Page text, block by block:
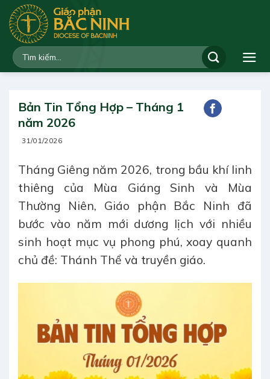
qua
dung
Bản Tin Tổng Hợp – Tháng 1
năm 2026
31/01/2026
Tháng Giêng năm 2026, trong bầu khí linh
thiêng của Mùa Giáng Sinh và Mùa
Thường Niên, Giáo phận Bắc Ninh đã
bước vào năm mới dương lịch với nhiều
sinh hoạt mục vụ phong phú, xoay quanh
chủ đề: Thánh Thể và truyền giáo.